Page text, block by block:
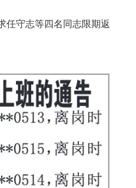
任守志等四名同志限期返